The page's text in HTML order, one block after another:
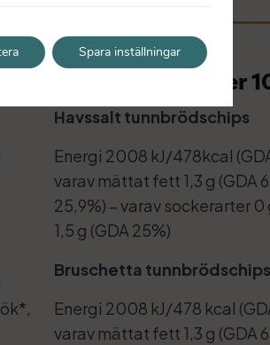
Näringsvärde per
Havssalt tunnbrödschips
Energi 2008 kJ/478kcal
varav mättat fett 1,3 g (GDA
25,9%) – varav sockerarter 0
1,5 g (GDA 25%)
Bruschetta tunnbrödschips
Energi 2008 kJ/478 kcal
varav mättat fett 1,3 g (GDA
Spara inställningar